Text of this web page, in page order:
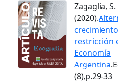
Zagaglia, S.
(2020).
restricción
Economía
Argentina
(8),p.29-33